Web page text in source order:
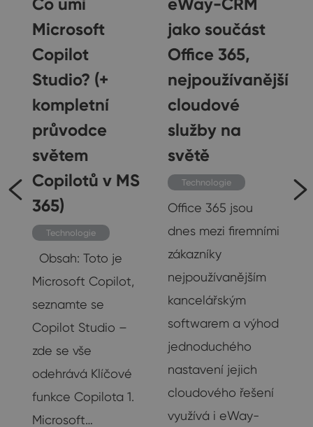
Co umí
Microsoft
Copilot
Studio? (+
kompletní
průvodce
světem
Copilotů v MS
365)
Technologie
Obsah: Toto je
Microsoft Copilot,
seznamte se
Copilot Studio –
zde se vše
odehrává Klíčové
funkce Copilota 1.
Microsoft…
eWay-CRM
jako součást
Office 365,
nejpoužívanější
cloudové
služby na
světě
Technologie
Office 365 jsou
dnes mezi firemními
zákazníky
nejpoužívanějším
kancelářským
softwarem a výhod
jednoduchého
nastavení jejich
cloudového řešení
využívá i eWay-